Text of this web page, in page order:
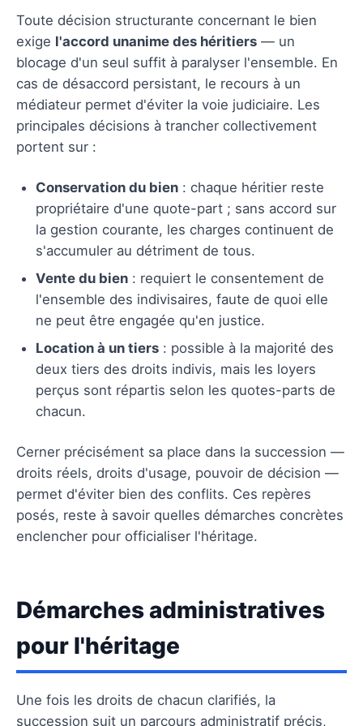
Toute décision structurante concernant le bien
exige l'accord unanime des héritiers — un
blocage d'un seul suffit à paralyser l'ensemble. En
cas de désaccord persistant, le recours à un
médiateur permet d'éviter la voie judiciaire. Les
principales décisions à trancher collectivement
portent sur :
Conservation du bien : chaque héritier reste
propriétaire d'une quote-part ; sans accord sur
la gestion courante, les charges continuent de
s'accumuler au détriment de tous.
Vente du bien : requiert le consentement de
l'ensemble des indivisaires, faute de quoi elle
ne peut être engagée qu'en justice.
Location à un tiers : possible à la majorité des
deux tiers des droits indivis, mais les loyers
perçus sont répartis selon les quotes-parts de
chacun.
Cerner précisément sa place dans la succession —
droits réels, droits d'usage, pouvoir de décision —
permet d'éviter bien des conflits. Ces repères
posés, reste à savoir quelles démarches concrètes
enclencher pour officialiser l'héritage.
Démarches administratives
pour l'héritage
Une fois les droits de chacun clarifiés, la
succession suit un parcours administratif précis,